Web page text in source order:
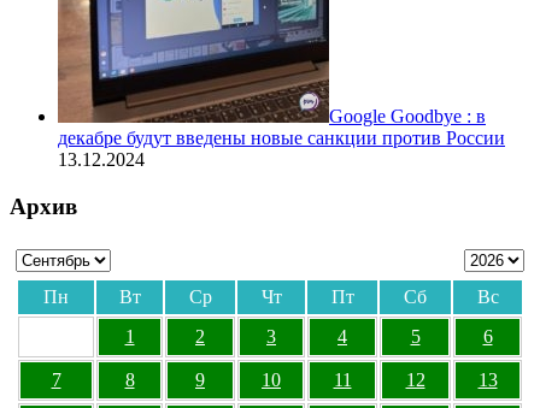
Google Goodbye : в
декабре будут введены новые санкции против России
13.12.2024
Архив
Пн Вт Ср Чт Пт Сб
Вс
1
2 3 4 5 6
7 8 9 10 11 12 13